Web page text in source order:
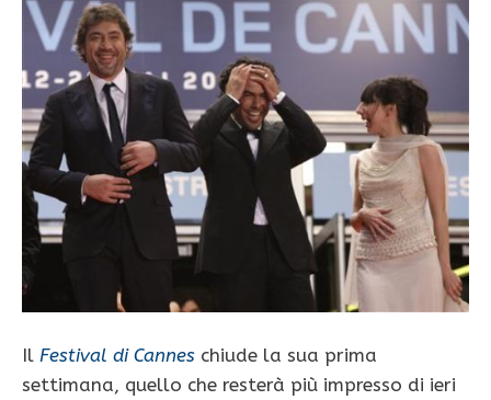
Il Festival di Cannes chiude la sua prima
settimana, quello che resterà più impresso di ieri